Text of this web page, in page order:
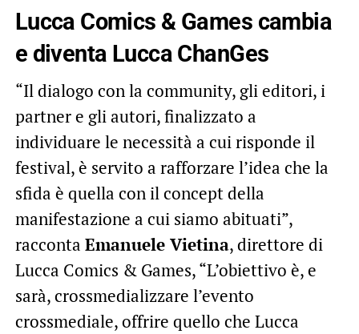
Lucca Comics & Games cambia
e diventa Lucca ChanGes
“Il dialogo con la community, gli editori, i
partner e gli autori, finalizzato a
individuare le necessità a cui risponde il
festival, è servito a rafforzare l’idea che la
sfida è quella con il concept della
manifestazione a cui siamo abituati”,
racconta Emanuele Vietina, direttore di
Lucca Comics & Games, “L’obiettivo è, e
sarà, crossmedializzare l’evento
crossmediale, offrire quello che Lucca